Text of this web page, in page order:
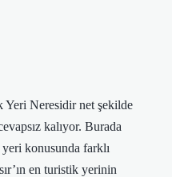
Yeri Neresidir net şekilde
kalıyor. Burada
yeri konusunda farklı
en turistik yerinin